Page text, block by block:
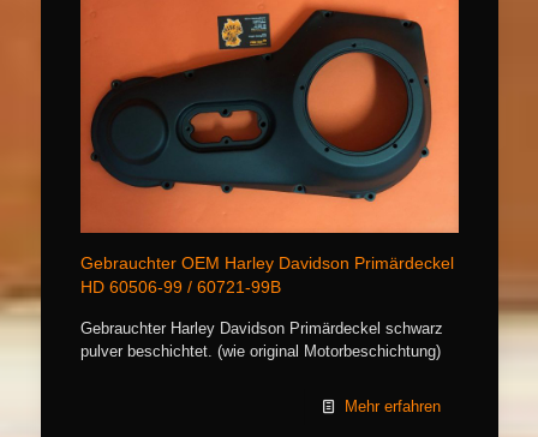
Gebrauchter OEM Harley Davidson Primärdeckel
HD 60506-99 / 60721-99B
Gebrauchter Harley Davidson Primärdeckel schwarz
pulver beschichtet. (wie original Motorbeschichtung)
Mehr erfahren